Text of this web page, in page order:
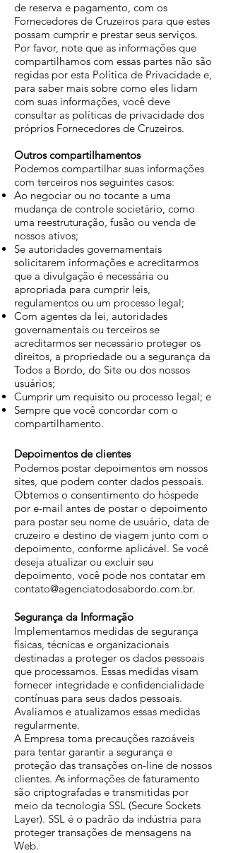
de reserva e pagamento, com os
Fornecedores de Cruzeiros para que estes
possam cumprir e prestar seus serviços.
Por favor, note que as informações que
compartilhamos com essas partes não são
regidas por esta Política de Privacidade e,
para saber mais sobre como eles lidam
com suas informações, você deve
consultar as políticas de privacidade dos
próprios Fornecedores de Cruzeiros.
Outros compartilhamentos
Podemos compartilhar suas informações
com terceiros nos seguintes casos:
Ao negociar ou no tocante a uma
mudança de controle societário, como
uma reestruturação, fusão ou venda de
nossos ativos;
Se autoridades governamentais
solicitarem informações e acreditarmos
que a divulgação é necessária ou
apropriada para cumprir leis,
regulamentos ou um processo legal;
Com agentes da lei, autoridades
governamentais ou terceiros se
acreditarmos ser necessário proteger os
direitos, a propriedade ou a segurança da
Todos a Bordo, do Site ou dos nossos
usuários;
Cumprir um requisito ou processo legal; e
Sempre que você concordar com o
compartilhamento.
Depoimentos de clientes
Podemos postar depoimentos em nossos
sites, que podem conter dados pessoais.
Obtemos o consentimento do hóspede
por e-mail antes de postar o depoimento
para postar seu nome de usuário, data de
cruzeiro e destino de viagem junto com o
depoimento, conforme aplicável. Se você
deseja atualizar ou excluir seu
depoimento, você pode nos contatar em
contato@agenciatodosabordo.com.br.
Segurança da Informação
Implementamos medidas de segurança
físicas, técnicas e organizacionais
destinadas a proteger os dados pessoais
que processamos. Essas medidas visam
fornecer integridade e confidencialidade
contínuas para seus dados pessoais.
Avaliamos e atualizamos essas medidas
regularmente.
A Empresa toma precauções razoáveis ​​
para tentar garantir a segurança e
proteção das transações on-line de nossos
clientes. As informações de faturamento
são criptografadas e transmitidas por
meio da tecnologia SSL (Secure Sockets
Layer). SSL é o padrão da indústria para
proteger transações de mensagens na
Web.